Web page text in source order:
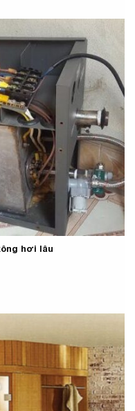
hơi lâu